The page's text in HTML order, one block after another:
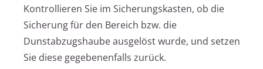
Kontrollieren Sie im Sicherungskasten, ob die
Sicherung für den Bereich bzw. die
Dunstabzugshaube ausgelöst wurde, und setzen
Sie diese gegebenenfalls zurück.